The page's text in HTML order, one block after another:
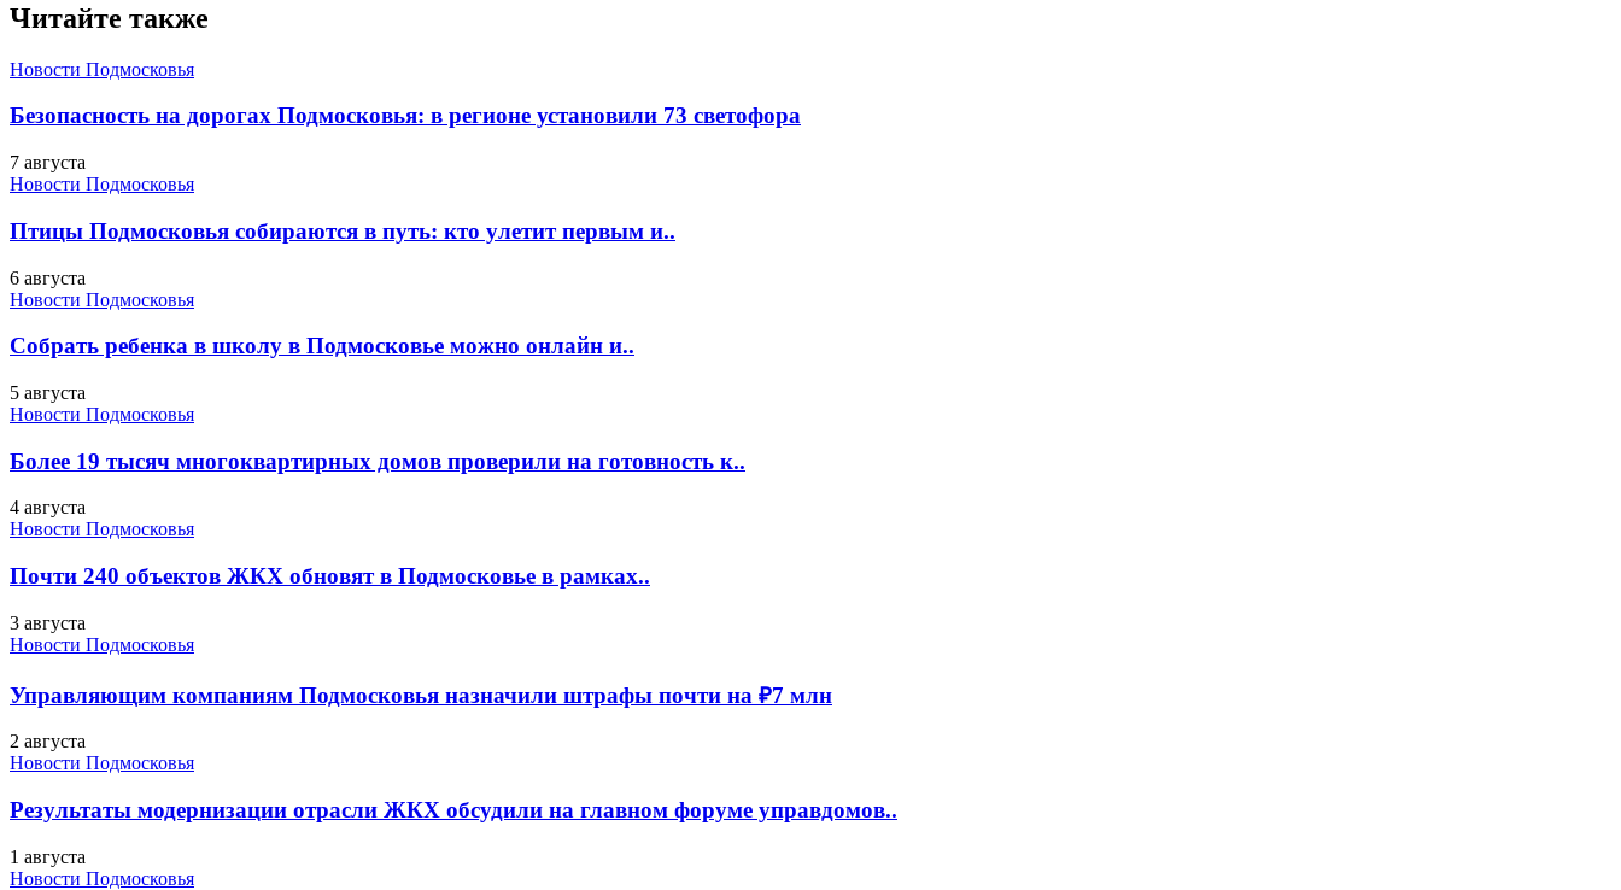
Читайте также
Новости Подмосковья
Безопасность на дорогах Подмосковья: в регионе установили 73 светофора
7 августа
Новости Подмосковья
Птицы Подмосковья собираются в путь: кто улетит первым и..
6 августа
Новости Подмосковья
Собрать ребенка в школу в Подмосковье можно онлайн и..
5 августа
Новости Подмосковья
Более 19 тысяч многоквартирных домов проверили на готовность к..
4 августа
Новости Подмосковья
Почти 240 объектов ЖКХ обновят в Подмосковье в рамках..
3 августа
Новости Подмосковья
Управляющим компаниям Подмосковья назначили штрафы почти на ₽7 млн
2 августа
Новости Подмосковья
Результаты модернизации отрасли ЖКХ обсудили на главном форуме управдомов..
1 августа
Новости Подмосковья